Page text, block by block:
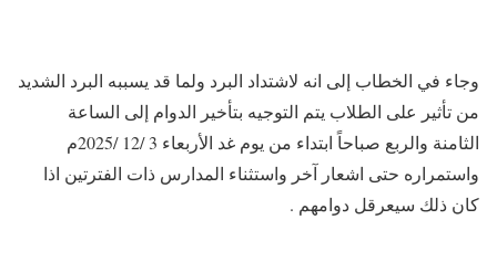
وجاء في الخطاب إلى انه لاشتداد البرد ولما قد يسببه البرد الشديد
من تأثير على الطلاب يتم التوجيه بتأخير الدوام إلى الساعة
الثامنة والربع صباحاً ابتداء من يوم غد الأربعاء 3 /12 /2025م
واستمراره حتى اشعار آخر واستثناء المدارس ذات الفترتين اذا
كان ذلك سيعرقل دوامهم .